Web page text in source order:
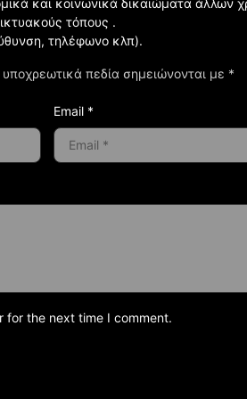
πεδία σημειώνονται με *
τόπους .
τηλέφωνο κλπ).
Email *
for the next time I comment.